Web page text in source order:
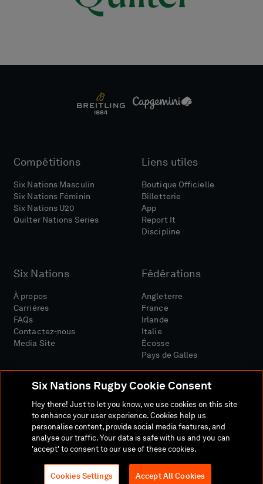
Compétitions
Six Nations Masculin
Six Nations Féminin
Six Nations U20
Quilter Nations Series
Liens utiles
Boutique Officielle
Billetterie
App
Report It
Discipline
Six Nations
À propos
Carrières
FAQs
Contactez-nous
Media Site
Fédérations
Angleterre
France
Irlande
Italie
Écosse
Pays de Galles
Site MédiaConditions Générales
Politique De ConfidentialitéPolitique De Cookies
Politique Sociale Et Numérique
Six Nations Rugby Cookie Consent
Hey there! Just to let you know, we use cookies on this site
to enhance your user experience. Cookies help us
personalise content, provide social media features, and
analyse our traffic. Your data is safe with us and you can
'accept' to consent to our use of these cookies.
Cookies Settings Accept All Cookies